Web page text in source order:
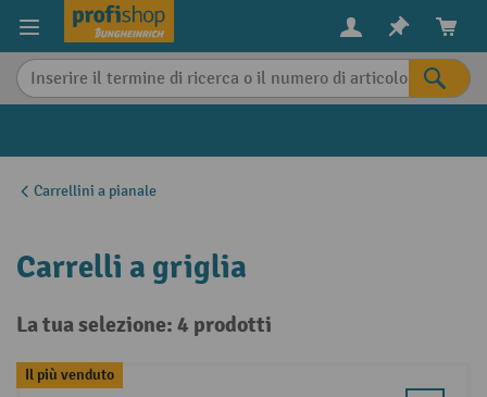
content
Carrellini a pianale
Carrelli a griglia
La tua selezione: 4 prodotti
Il più venduto